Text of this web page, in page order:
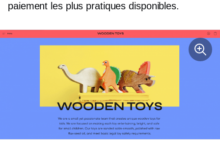
paiement les plus pratiques disponibles.